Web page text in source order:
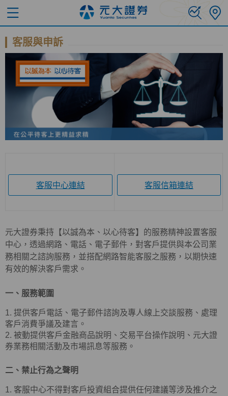
客服與申訴
客服中心連結 客服信箱連結
元大證券秉持【以誠為本、以心待客】的服務精神設置客服
中心，透過網路、電話、電子郵件，對客戶提供與本公司業
務相關之諮詢服務，並搭配網路智能客服之服務，以期快速
有效的解決客戶需求。
一、服務範圍
1. 提供客戶電話、電子郵件諮詢及專人線上交談服務、處理
客戶消費爭議及建言。
2. 被動提供客戶金融商品說明、交易平台操作說明、元大證
券業務相關活動及市場訊息等服務。
二、禁止行為之聲明
1. 客服中心不得對客戶投資組合提供任何建議等涉及推介之